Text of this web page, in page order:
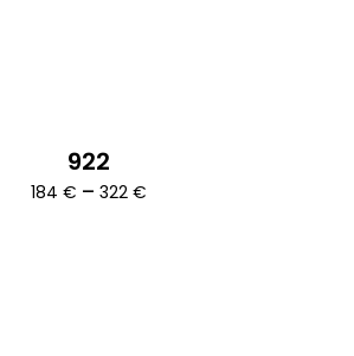
922
184 € – 322 €Ártartomány: